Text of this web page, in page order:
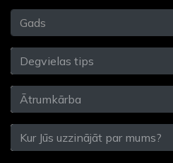
Degvielas tips
Ātrumkārba
Kur Jūs uzzinājāt par mums?